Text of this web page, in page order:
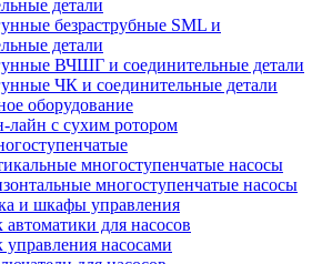
детали
безраструбные SML и
детали
ВЧШГ и соединительные детали
ЧК и соединительные детали
оборудование
лайн с сухим ротором
многоступенчатые насосы
многоступенчатые насосы
и шкафы управления
автоматики для насосов
управления насосами